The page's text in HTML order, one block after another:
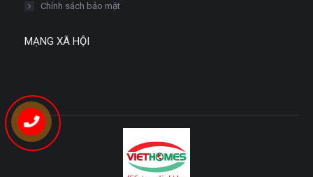
Chính sách bảo mật
MẠNG XÃ HỘI